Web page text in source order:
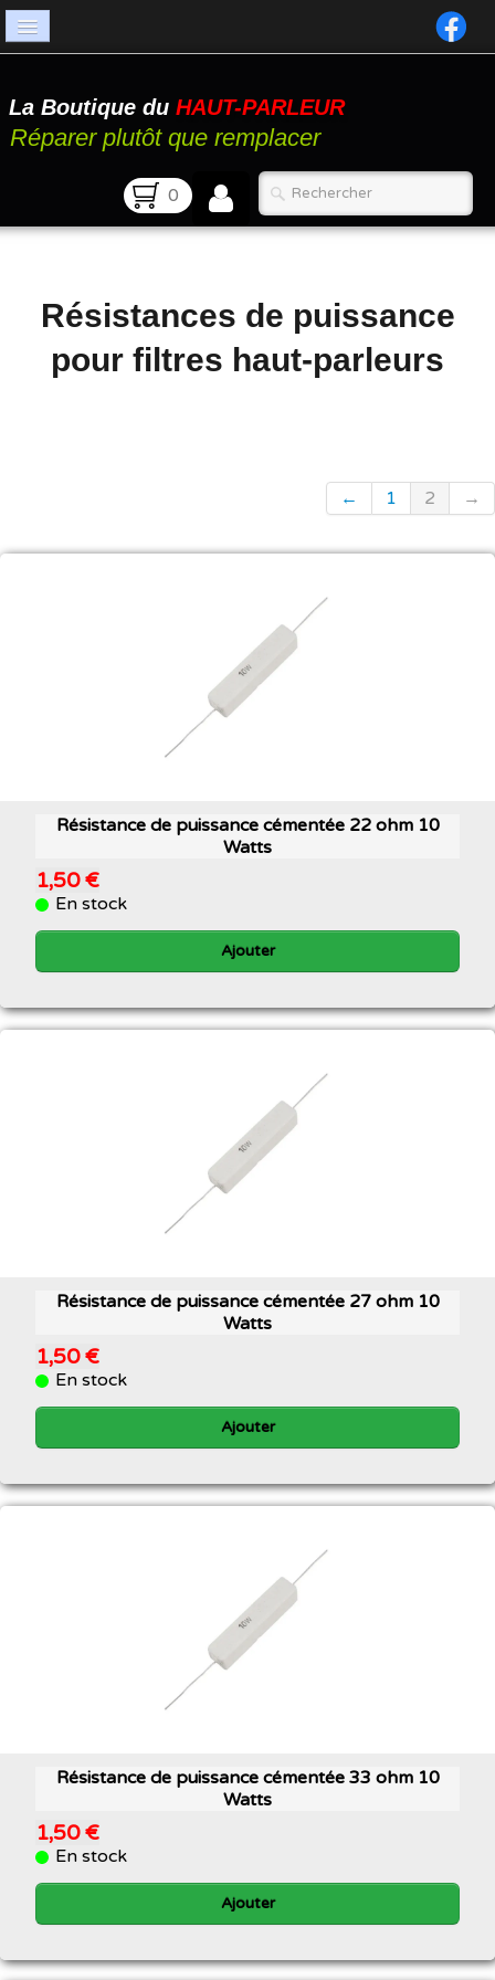
Catalogue
Atelier
La Boutique du HAUT-PARLEUR
Réparer plutôt que remplacer
0
Résistances de puissance
pour filtres haut-parleurs
← 1 2 →
Résistance de puissance cémentée 22 ohm 10
Watts
1,50 €
En stock
Ajouter
Résistance de puissance cémentée 27 ohm 10
Watts
1,50 €
En stock
Ajouter
Résistance de puissance cémentée 33 ohm 10
Watts
1,50 €
En stock
Ajouter